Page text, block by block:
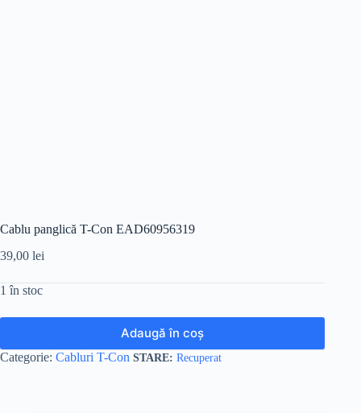
Cablu panglică T-Con EAD60956319
39,00 lei
1 în stoc
Adaugă în coș
Categorie: Cabluri T-Con Recuperat